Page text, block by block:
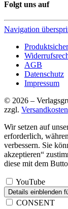
Folgt uns auf
Navigation
AGB
Datenschutz
Impressum
© 2026 –
zzgl. Versandkosten
Wir setzen auf
erforderlich,
verbessern. Sie
akzeptieren“
diese mit dem
YouTube
Details einblenden
CONSENT